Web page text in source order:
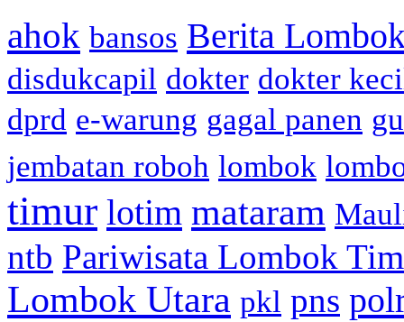
ahok bansos Berita
disdukcapil dokter dokter
dprd e-warung gagal panen
jembatan roboh lombok
timur lotim mataram
ntb Pariwisata Lombok
Lombok Utara pkl pns